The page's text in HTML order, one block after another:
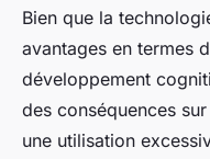
Bien que la
avantages en termes
développement
des conséquences
une utilisation